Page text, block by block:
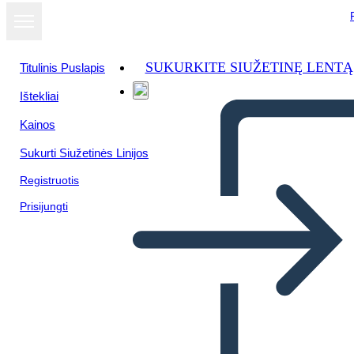
Titulinis Puslapis
Ištekliai
Kainos
Sukurti Siužetinės Linijos
Registruotis
Prisijungti
SUKURKITE SIUŽETINĘ LENTĄ